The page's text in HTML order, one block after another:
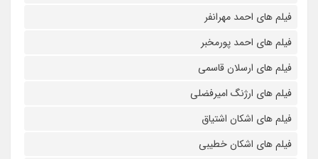
فیلم های احمد مهرانفر
فیلم های احمد پورمخبر
فیلم های ارسلان قاسمی
فیلم های ارژنگ امیرفضلی
فیلم های اشکان اشتیاق
فیلم های اشکان خطیبی